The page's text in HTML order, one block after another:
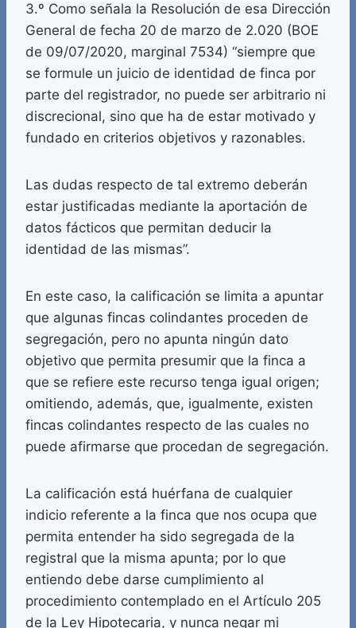
3.º Como señala la Resolución de esa Dirección
General de fecha 20 de marzo de 2.020 (BOE
de 09/07/2020, marginal 7534) “siempre que
se formule un juicio de identidad de finca por
parte del registrador, no puede ser arbitrario ni
discrecional, sino que ha de estar motivado y
fundado en criterios objetivos y razonables.
Las dudas respecto de tal extremo deberán
estar justificadas mediante la aportación de
datos fácticos que permitan deducir la
identidad de las mismas”.
En este caso, la calificación se limita a apuntar
que algunas fincas colindantes proceden de
segregación, pero no apunta ningún dato
objetivo que permita presumir que la finca a
que se refiere este recurso tenga igual origen;
omitiendo, además, que, igualmente, existen
fincas colindantes respecto de las cuales no
puede afirmarse que procedan de segregación.
La calificación está huérfana de cualquier
indicio referente a la finca que nos ocupa que
permita entender ha sido segregada de la
registral que la misma apunta; por lo que
entiendo debe darse cumplimiento al
procedimiento contemplado en el Artículo 205
de la Ley Hipotecaria, y nunca negar mi